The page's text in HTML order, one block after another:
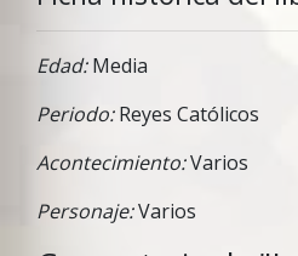
Edad:Media
Periodo:Reyes Católicos
Acontecimiento:Varios
Personaje:Varios